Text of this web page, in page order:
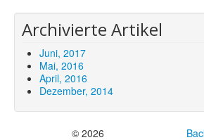
Archivierte Artikel
Juni, 2017
Mai, 2016
April, 2016
Dezember, 2014
© 2026